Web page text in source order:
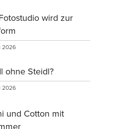
wird zur
2026
ohne Steidl?
2026
und Cotton mit